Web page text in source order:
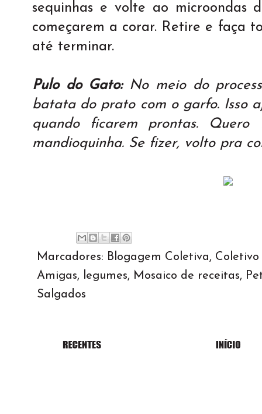
sequinhas e volte ao microondas
começarem a corar. Retire e faça
até terminar.
Pulo do Gato: No meio do
batata do prato com o garfo. Isso
quando ficarem prontas.
mandioquinha. Se fizer, volto pra
Marcadores: Blogagem Coletiva,
Amigas, legumes, Mosaico de receitas,
Salgados